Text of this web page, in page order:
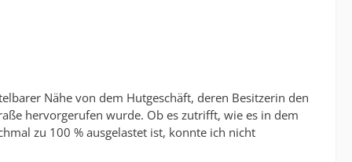
Nähe von dem Hutgeschäft, deren Besitzerin den
hervorgerufen wurde. Ob es zutrifft, wie es in dem
zu 100 % ausgelastet ist, konnte ich nicht